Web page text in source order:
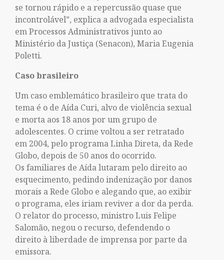
se tornou rápido e a repercussão quase que
incontrolável”, explica a advogada especialista
em Processos Administrativos junto ao
Ministério da Justiça (Senacon), Maria Eugenia
Poletti.
Caso brasileiro
Um caso emblemático brasileiro que trata do
tema é o de ​Aída Curi, alvo de violência sexual
e morta aos 18 anos por um grupo de
adolescentes. O crime voltou a ser retratado
em 2004, pelo programa Linha Direta, da Rede
Globo, depois de 50 anos do ocorrido.
Os familiares de Aída lutaram pelo direito ao
esquecimento, pedindo indenização por danos
morais a Rede Globo e alegando que, ao exibir
o programa, eles iriam reviver a dor da perda.
O relator do processo, ministro Luis Felipe
Salomão, negou o recurso, defendendo o
direito à liberdade de imprensa por parte da
emissora.